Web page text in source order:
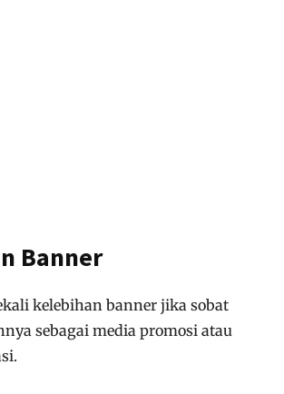
Banner
kelebihan banner jika sobat
sebagai media promosi atau